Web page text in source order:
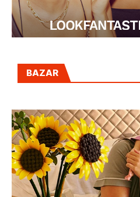
BAZAR